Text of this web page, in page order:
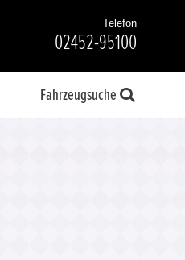
Telefon
02452-95100
Fahrzeugsuche